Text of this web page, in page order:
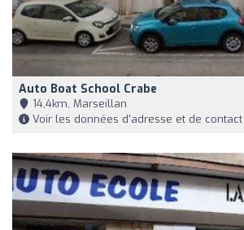
Auto Boat School Crabe
14,4km, Marseillan
Voir les données d'adresse et de contact